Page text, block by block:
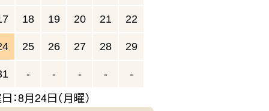
18 19 20 21 22
25 26 27 28 29
- - - - -
：8月24日（月曜）